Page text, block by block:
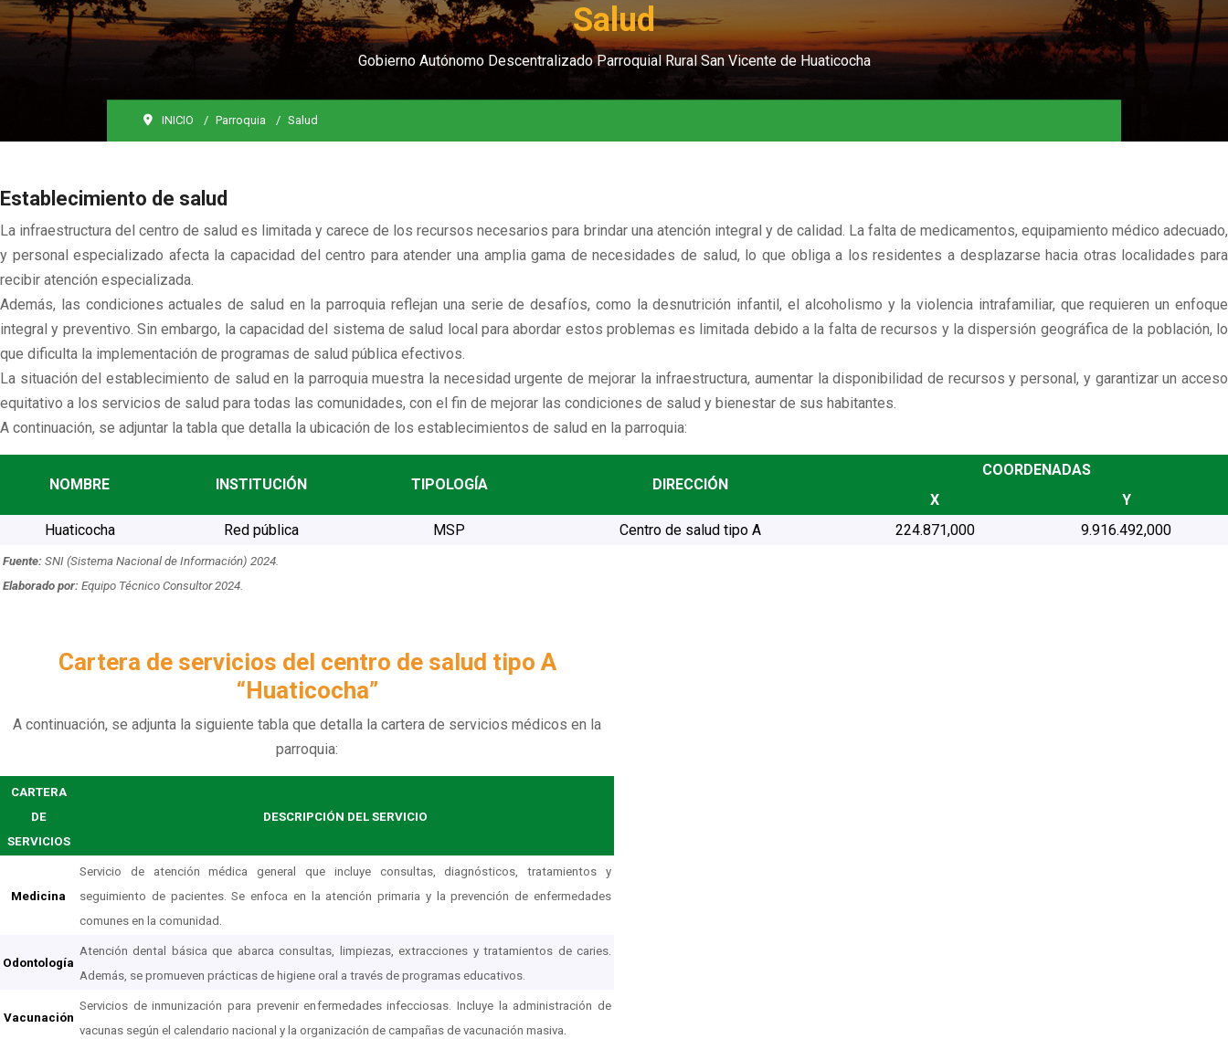
Salud
Gobierno Autónomo Descentralizado Parroquial Rural San Vicente de Huaticocha
INICIO Parroquia Salud
Establecimiento de salud
La infraestructura del centro de salud es limitada y carece de los recursos necesarios para brindar una atención integral y de calidad. La falta de medicamentos, equipamiento médico adecuado,
y personal especializado afecta la capacidad del centro para atender una amplia gama de necesidades de salud, lo que obliga a los residentes a desplazarse hacia otras localidades para
recibir atención especializada.
Además, las condiciones actuales de salud en la parroquia reflejan una serie de desafíos, como la desnutrición infantil, el alcoholismo y la violencia intrafamiliar, que requieren un enfoque
integral y preventivo. Sin embargo, la capacidad del sistema de salud local para abordar estos problemas es limitada debido a la falta de recursos y la dispersión geográfica de la población, lo
que dificulta la implementación de programas de salud pública efectivos.
La situación del establecimiento de salud en la parroquia muestra la necesidad urgente de mejorar la infraestructura, aumentar la disponibilidad de recursos y personal, y garantizar un acceso
equitativo a los servicios de salud para todas las comunidades, con el fin de mejorar las condiciones de salud y bienestar de sus habitantes.
A continuación, se adjuntar la tabla que detalla la ubicación de los establecimientos de salud en la parroquia:
NOMBRE INSTITUCIÓN TIPOLOGÍA DIRECCIÓN
COORDENADAS
X
Y
Huaticocha
Red pública MSP Centro de salud tipo A 224.871,000 9.916.492,000
Fuente: SNI (Sistema Nacional de Información) 2024.
Elaborado por: Equipo Técnico Consultor 2024.
Cartera de servicios del centro de salud tipo A
“Huaticocha”
A continuación, se adjunta la siguiente tabla que detalla la cartera de servicios médicos en la
parroquia:
CARTERA
DE
SERVICIOS
DESCRIPCIÓN DEL SERVICIO
Medicina
Servicio de atención médica general que incluye consultas, diagnósticos, tratamientos y
seguimiento de pacientes. Se enfoca en la atención primaria y la prevención de enfermedades
comunes en la comunidad.
Odontología
Atención dental básica que abarca consultas, limpiezas, extracciones y tratamientos de caries.
Además, se promueven prácticas de higiene oral a través de programas educativos.
Vacunación
Servicios de inmunización para prevenir enfermedades infecciosas. Incluye la administración de
vacunas según el calendario nacional y la organización de campañas de vacunación masiva.